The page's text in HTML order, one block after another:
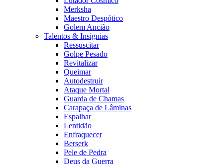
Merksha
Maestro Despótico
Golem Ancião
Talentos & Insígnias
Ressuscitar
Golpe Pesado
Revitalizar
Queimar
Autodestruir
Ataque Mortal
Guarda de Chamas
Carapaça de Lâminas
Espalhar
Lentidão
Enfraquecer
Berserk
Pele de Pedra
Deus da Guerra